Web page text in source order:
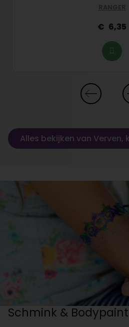
RANGER
6,35
Alles bekijken van Verven,
Schmink & Bodypaint